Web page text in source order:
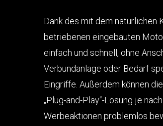
Dank des mit dem natürlichen
betriebenen eingebauten
einfach und schnell, ohne
Verbundanlage oder Bedarf
Eingriffe. Außerdem können
„Plug-and-Play“-Lösung je
Werbeaktionen problemlos